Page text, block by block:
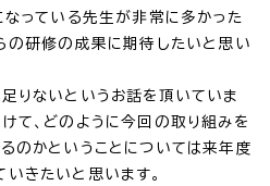
なっている先生が非常に多かった
の研修の成果に期待したいと思い
りないというお話を頂いていま
て、どのように今回の取り組みを
のかということについては来年度
きたいと思います。